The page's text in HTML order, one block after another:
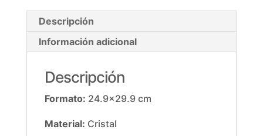
Descripción
Información adicional
Descripción
Formato: 24.9×29.9 cm
Material: Cristal